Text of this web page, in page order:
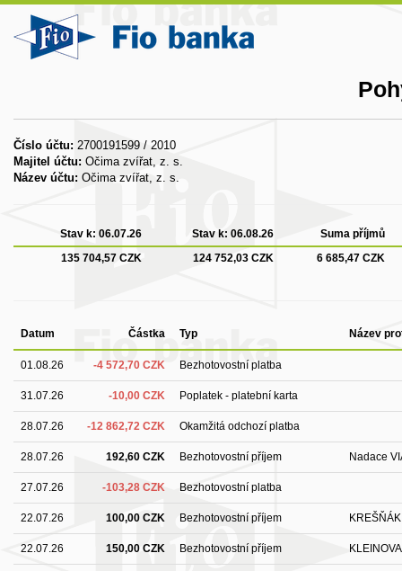
Číslo účtu: 2700191599 / 2010
Majitel účtu: Očima zvířat, z. s.
Název účtu: Očima zvířat, z. s.
Stav k: 06.07.26 Stav k: 06.08.26
Suma příjmů
135 704,57 CZK
124 752,03 CZK 6 685,47 CZK
Datum Částka Typ Název
01.08.26 -4 572,70 CZK Bezhotovostní platba
31.07.26 -10,00 CZK Poplatek - platební karta
28.07.26 -12 862,72 CZK Okamžitá odchozí platba
28.07.26 192,60 CZK Bezhotovostní příjem Nadace
27.07.26 -103,28 CZK Bezhotovostní platba
22.07.26 100,00 CZK Bezhotovostní příjem
22.07.26 150,00 CZK Bezhotovostní příjem